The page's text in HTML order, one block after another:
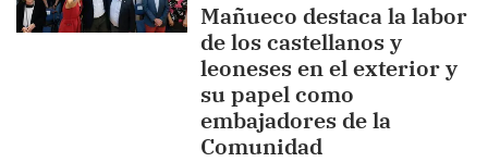
Mañueco destaca la labor
de los castellanos y
leoneses en el exterior y
su papel como
embajadores de la
Comunidad